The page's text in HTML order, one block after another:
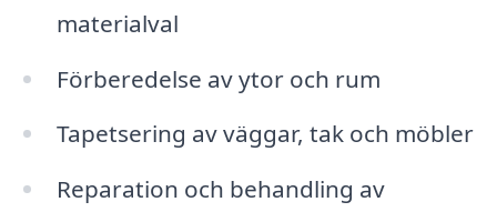
materialval
Förberedelse av ytor och rum
Tapetsering av väggar, tak och möbler
Reparation och behandling av